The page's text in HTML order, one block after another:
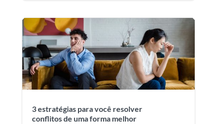
3 estratégias para você resolver
conflitos de uma forma melhor